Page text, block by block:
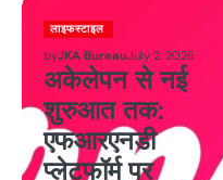
लाइफस्टाइल
byJKA BureauJuly 2, 2026
अकेलेपन से नई
शुरुआत तक:
एफआरएनडी
प्लेटफॉर्म पर